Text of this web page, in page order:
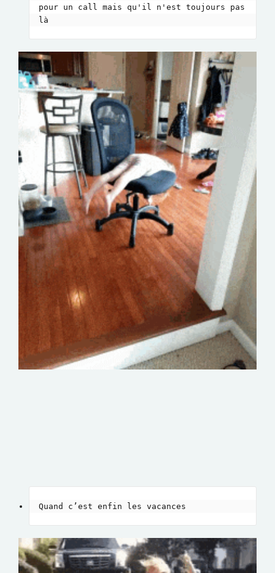
pour un call mais qu'il n'est toujours pas
là
Quand c’est enfin les vacances